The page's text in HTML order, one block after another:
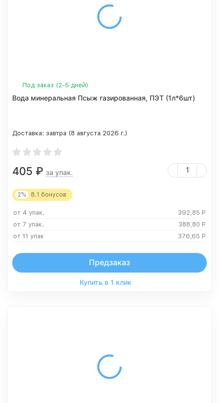
Под заказ (2-5 дней)
Вода минеральная Псыж газированная, ПЭТ (1л*6шт)
Доставка: завтра (8 августа 2026 г.)
405 ₽ за упак.
2% 8.1 бонусов
от 4 упак. 392,85 Р
от 7 упак.
388,80 Р
от 11 упак
376,65 Р
Предзаказ
Купить в 1 клик